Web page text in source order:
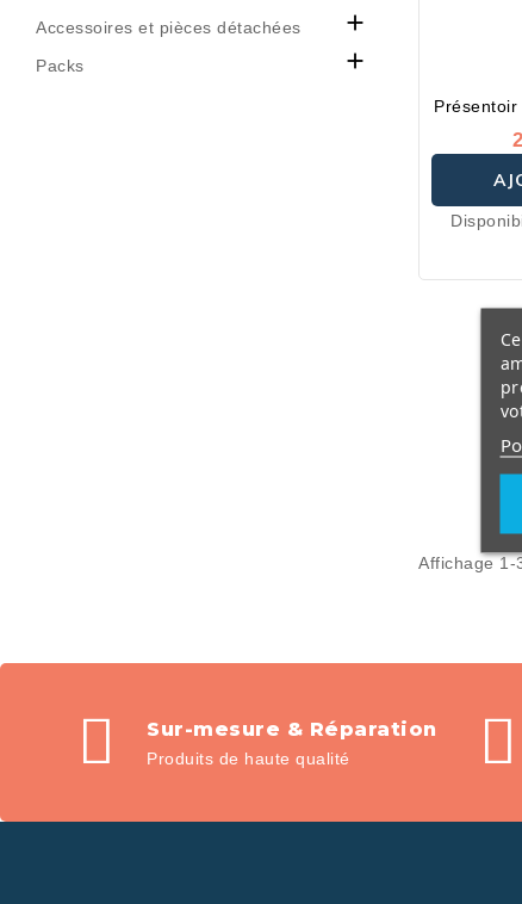
Accessoires et pièces détachées

Packs 
Présentoir
Affichage 1-
Sur-mesure & Réparation
Produits de haute qualité